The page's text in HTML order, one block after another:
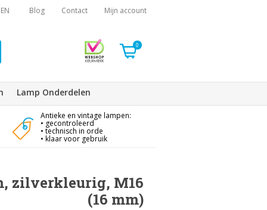
EN Blog Contact Mijn account
0
Lamp Onderdelen
Antieke en vintage lampen:
• gecontroleerd
• technisch in orde
• klaar voor gebruik
zilverkleurig, M16
(16 mm)